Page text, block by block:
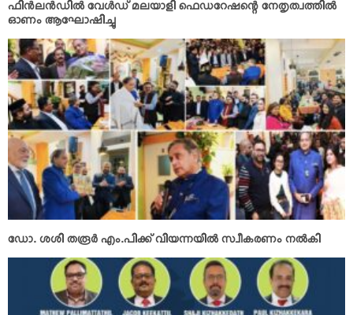
ഫിന്‍ലന്‍ഡില്‍ വേള്‍ഡ് മലയാളി ഫെഡറേഷന്റെ നേതൃത്വത്തില്‍
ഓണം ആഘോഷിച്ചു
ഡോ. ശശി തരൂര്‍ എം.പിക്ക് വിയന്നയില്‍ സ്വീകരണം നല്‍കി